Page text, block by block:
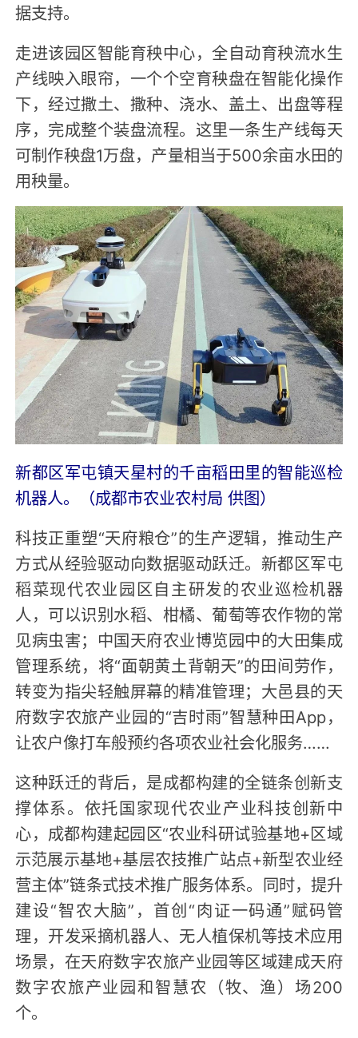
据支持。
走进该园区智能育秧中心，全自动育秧流水生
产线映入眼帘，一个个空育秧盘在智能化操作
下，经过撒土、撒种、浇水、盖土、出盘等程
序，完成整个装盘流程。这里一条生产线每天
可制作秧盘1万盘，产量相当于500余亩水田的
用秧量。
新都区军屯镇天星村的千亩稻田里的智能巡检
机器人。（成都市农业农村局 供图）
科技正重塑“天府粮仓”的生产逻辑，推动生产
方式从经验驱动向数据驱动跃迁。新都区军屯
稻菜现代农业园区自主研发的农业巡检机器
人，可以识别水稻、柑橘、葡萄等农作物的常
见病虫害；中国天府农业博览园中的大田集成
管理系统，将“面朝黄土背朝天”的田间劳作，
转变为指尖轻触屏幕的精准管理；大邑县的天
府数字农旅产业园的“吉时雨”智慧种田App，
让农户像打车般预约各项农业社会化服务……
这种跃迁的背后，是成都构建的全链条创新支
撑体系。依托国家现代农业产业科技创新中
心，成都构建起园区“农业科研试验基地+区域
示范展示基地+基层农技推广站点+新型农业经
营主体”链条式技术推广服务体系。同时，提升
建设“智农大脑”，首创“肉证一码通”赋码管
理，开发采摘机器人、无人植保机等技术应用
场景，在天府数字农旅产业园等区域建成天府
数字农旅产业园和智慧农（牧、渔）场200
个。